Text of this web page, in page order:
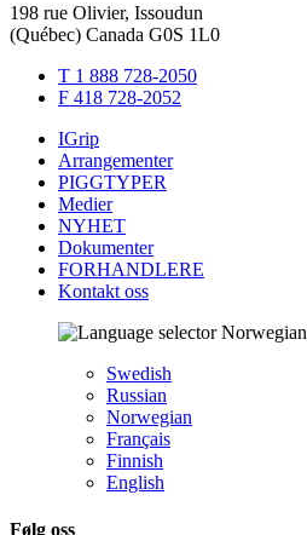
198 rue Olivier, Issoudun
(Québec) Canada G0S 1L0
T 1 888 728-2050
F 418 728-2052
IGrip
Arrangementer
PIGGTYPER
Medier
NYHET
Dokumenter
FORHANDLERE
Kontakt oss
Norwegian
Swedish
Russian
Norwegian
Français
Finnish
English
Følg oss